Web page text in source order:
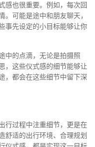
感也很重要。例如，每次回
可能是途中和朋友聊天，
事先设定的小目标能够让你
中的点滴，无论是拍摄照
，这些仪式感的细节能够让
，都会在这些细节中留下深
行过程中注重细节，更是在
舒适的出行环境、合理规划